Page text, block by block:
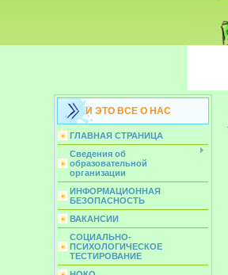
И ЭТО ВСЕ О НАС
ГЛАВНАЯ СТРАНИЦА
Сведения об
образовательной
организации
ИНФОРМАЦИОННАЯ
БЕЗОПАСНОСТЬ
ВАКАНСИИ
СОЦИАЛЬНО-
ПСИХОЛОГИЧЕСКОЕ
ТЕСТИРОВАНИЕ